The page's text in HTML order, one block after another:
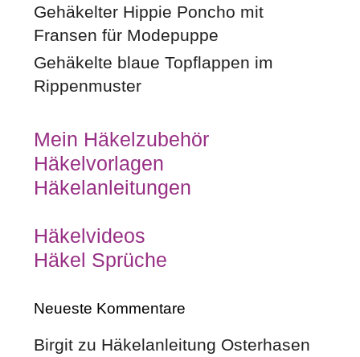
Gehäkelter Hippie Poncho mit
Fransen für Modepuppe
Gehäkelte blaue Topflappen im
Rippenmuster
Mein Häkelzubehör
Häkelvorlagen
Häkelanleitungen
Häkelvideos
Häkel Sprüche
Neueste Kommentare
Birgit zu Häkelanleitung Osterhasen